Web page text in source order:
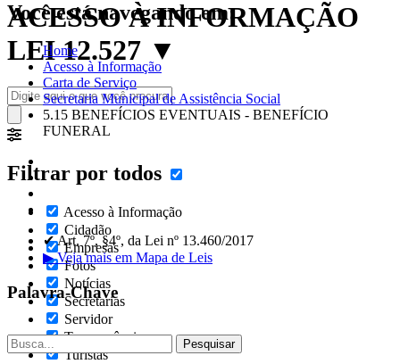
ACESSO À INFORMAÇÃO
LEI 12.527 ▼
Filtrar por todos
Acesso à Informação
Cidadão
Empresas
Fotos
Notícias
Secretarias
Servidor
Transparência
Turistas
Você está navegando em:
Home
Acesso à Informação
Carta de Serviço
Secretaria Municipal de Assistência Social
5.15 BENEFÍCIOS EVENTUAIS - BENEFÍCIO
FUNERAL
✔ Art. 7º, §4º, da Lei nº 13.460/2017
▶ Veja mais em Mapa de Leis
Palavra-Chave